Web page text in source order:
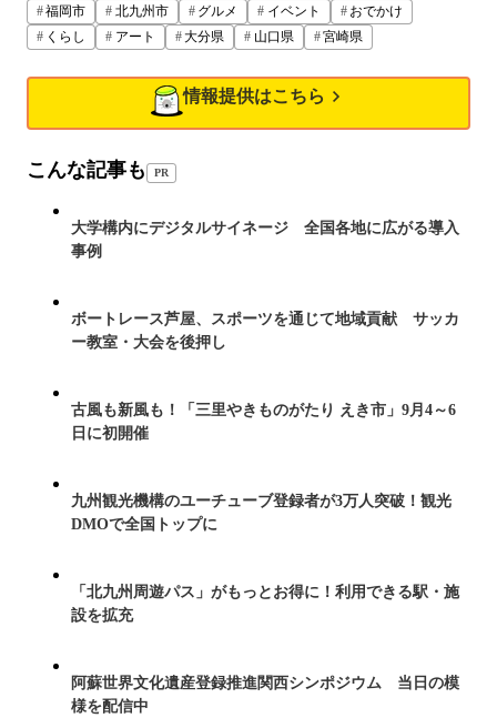
福岡市 北九州市 グルメ イベント
おでかけ
くらし
アート 大分県 山口県 宮崎県
情報提供はこちら
こんな記事も PR
大学構内にデジタルサイネージ 全国各地に広がる導入
事例
ボートレース芦屋、スポーツを通じて地域貢献 サッカ
ー教室・大会を後押し
古風も新風も！「三里やきものがたり えき市」9月4～6
日に初開催
九州観光機構のユーチューブ登録者が3万人突破！観光
DMOで全国トップに
「北九州周遊パス」がもっとお得に！利用できる駅・施
設を拡充
阿蘇世界文化遺産登録推進関西シンポジウム 当日の模
様を配信中